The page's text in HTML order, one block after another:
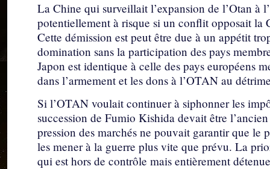
La Chine qui surveillait l’expansion de l’Otan à
potentiellement à risque si un conflit opposait la
Cette démission est peut être due à un appétit
domination sans la participation des pays
Japon est identique à celle des pays européens
dans l’armement et les dons à l’OTAN au
Si l’OTAN voulait continuer à siphonner les
succession de Fumio Kishida devait être
pression des marchés ne pouvait garantir que le
les mener à la guerre plus vite que prévu. La
qui est hors de contrôle mais entièrement